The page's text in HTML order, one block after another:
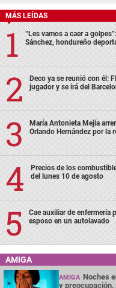
MÁS LEÍDAS
“Les vamos a caer a
Sánchez, hondureño
Deco ya se reunió con él:
jugador y se irá del
María Antonieta Mejía
Orlando Hernández por la
Precios de los
del lunes 10 de agosto
Cae auxiliar de enfermería
esposo en un autolavado
AMIGA
AMIGA Noches
y preocupación,